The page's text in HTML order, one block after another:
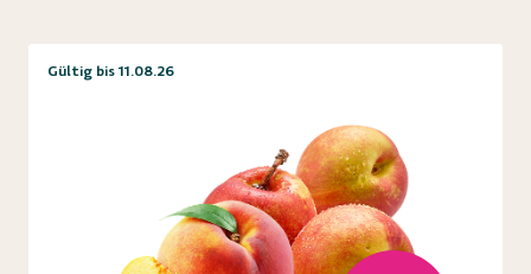
Gültig bis 11.08.26